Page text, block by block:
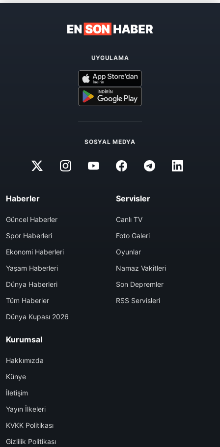
UYGULAMA
SOSYAL MEDYA
Haberler
Güncel Haberler
Spor Haberleri
Ekonomi Haberleri
Yaşam Haberleri
Dünya Haberleri
Tüm Haberler
Dünya Kupası 2026
Servisler
Canlı TV
Foto Galeri
Oyunlar
Namaz Vakitleri
Son Depremler
RSS Servisleri
Kurumsal
Hakkımızda
Künye
İletişim
Yayın İlkeleri
KVKK Politikası
Gizlilik Politikası